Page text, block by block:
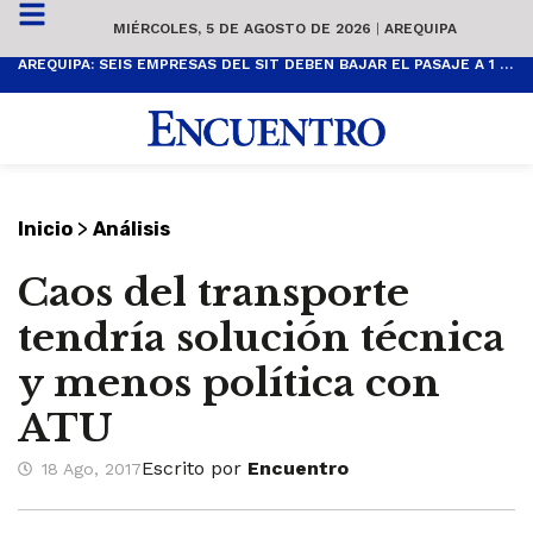
MIÉRCOLES, 5 DE AGOSTO DE 2026 | AREQUIPA
AREQUIPA: SEIS EMPRESAS DEL SIT DEBEN BAJAR EL PASAJE A 1 SOL
Inicio > Análisis
Caos del transporte
tendría solución técnica
y menos política con
ATU
18 Ago, 2017Escrito por Encuentro